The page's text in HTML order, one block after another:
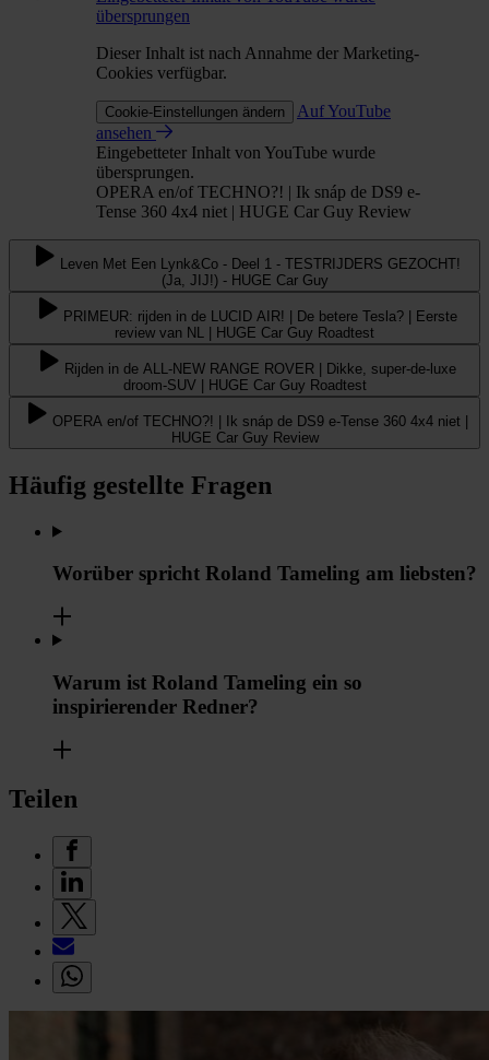
übersprungen
Dieser Inhalt ist nach Annahme der Marketing-
Cookies verfügbar.
Cookie-Einstellungen ändern
Auf YouTube
ansehen
Eingebetteter Inhalt von YouTube wurde
übersprungen.
OPERA en/of TECHNO?! | Ik snáp de DS9 e-
Tense 360 4x4 niet | HUGE Car Guy Review
Leven Met Een Lynk&Co - Deel 1 - TESTRIJDERS GEZOCHT!
(Ja, JIJ!) - HUGE Car Guy
PRIMEUR: rijden in de LUCID AIR! | De betere Tesla? | Eerste
review van NL | HUGE Car Guy Roadtest
Rijden in de ALL-NEW RANGE ROVER | Dikke, super-de-luxe
droom-SUV | HUGE Car Guy Roadtest
OPERA en/of TECHNO?! | Ik snáp de DS9 e-Tense 360 4x4 niet |
HUGE Car Guy Review
Häufig gestellte Fragen
Worüber spricht Roland Tameling am liebsten?
Warum ist Roland Tameling ein so
inspirierender Redner?
Teilen